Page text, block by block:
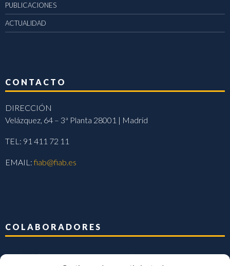
PUBLICACIONES
ACTUALIDAD
CONTACTO
DIRECCIÓN
Velázquez, 64 – 3ª Planta 28001 | Madrid
TEL: 91 411 72 11
EMAIL:fiab@fiab.es
COLABORADORES